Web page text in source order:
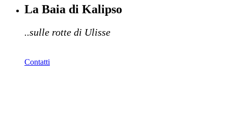
La Baia di Kalipso
..sulle rotte di Ulisse
Contatti